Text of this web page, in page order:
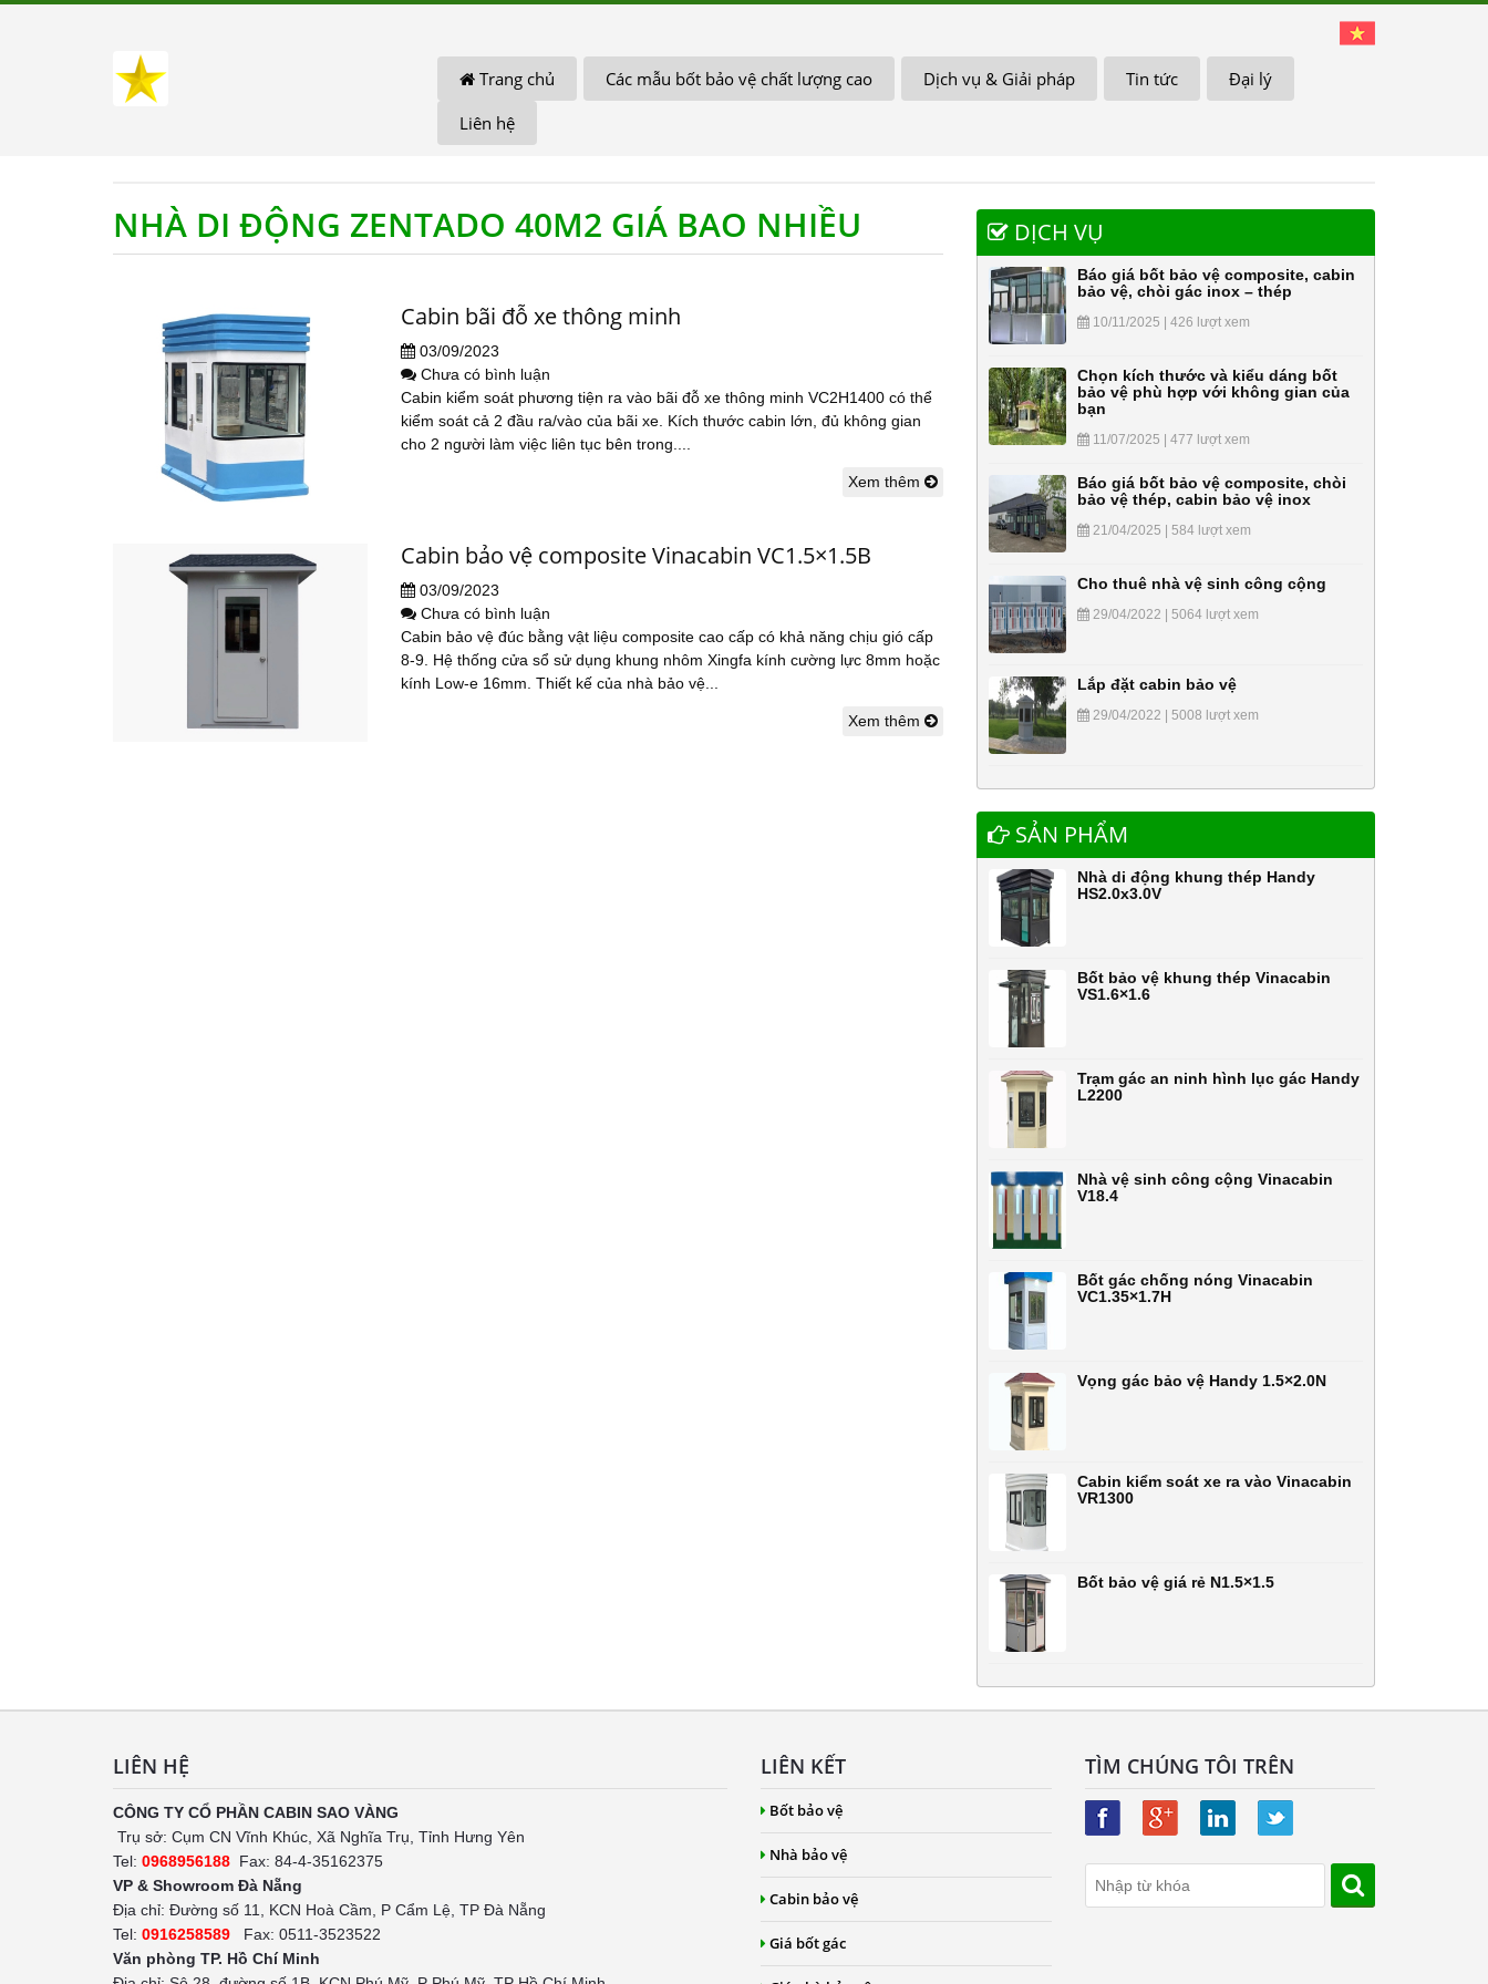
Trang chủ Các mẫu bốt bảo vệ chất lượng cao Dịch vụ & Giải pháp Tin tức
Đại lý
Liên hệ
NHÀ DI ĐỘNG ZENTADO 40M2 GIÁ BAO NHIỀU
Cabin bãi đỗ xe thông minh
03/09/2023
Chưa có bình luận
Cabin kiểm soát phương tiện ra vào bãi đỗ xe thông minh VC2H1400 có thể
kiểm soát cả 2 đầu ra/vào của bãi xe. Kích thước cabin lớn, đủ không gian
cho 2 người làm việc liên tục bên trong....
Xem thêm
Cabin bảo vệ composite Vinacabin VC1.5×1.5B
03/09/2023
Chưa có bình luận
Cabin bảo vệ đúc bằng vật liệu composite cao cấp có khả năng chịu gió cấp
8-9. Hệ thống cửa sổ sử dụng khung nhôm Xingfa kính cường lực 8mm hoặc
kính Low-e 16mm. Thiết kế của nhà bảo vệ...
Xem thêm
DỊCH VỤ
Báo giá bốt bảo vệ composite, cabin
bảo vệ, chòi gác inox – thép
10/11/2025 | 426 lượt xem
Chọn kích thước và kiểu dáng bốt
bảo vệ phù hợp với không gian của
bạn
11/07/2025 | 477 lượt xem
Báo giá bốt bảo vệ composite, chòi
bảo vệ thép, cabin bảo vệ inox
21/04/2025 | 584 lượt xem
Cho thuê nhà vệ sinh công cộng
29/04/2022 | 5064 lượt xem
Lắp đặt cabin bảo vệ
29/04/2022 | 5008 lượt xem
SẢN PHẨM
Nhà di động khung thép Handy
HS2.0x3.0V
Bốt bảo vệ khung thép Vinacabin
VS1.6×1.6
Trạm gác an ninh hình lục gác Handy
L2200
Nhà vệ sinh công cộng Vinacabin
V18.4
Bốt gác chống nóng Vinacabin
VC1.35×1.7H
Vọng gác bảo vệ Handy 1.5×2.0N
Cabin kiểm soát xe ra vào Vinacabin
VR1300
Bốt bảo vệ giá rẻ N1.5×1.5
LIÊN HỆ
CÔNG TY CỔ PHẦN CABIN SAO VÀNG
Trụ sở: Cụm CN Vĩnh Khúc, Xã Nghĩa Trụ, Tỉnh Hưng Yên
Tel: 0968956188 Fax: 84-4-35162375
VP & Showroom Đà Nẵng
Địa chỉ: Đường số 11, KCN Hoà Cầm, P Cẩm Lệ, TP Đà Nẵng
Tel: 0916258589 Fax: 0511-3523522
Văn phòng TP. Hồ Chí Minh
LIÊN KẾT
Bốt bảo vệ
Nhà bảo vệ
Cabin bảo vệ
Giá bốt gác
TÌM CHÚNG TÔI TRÊN